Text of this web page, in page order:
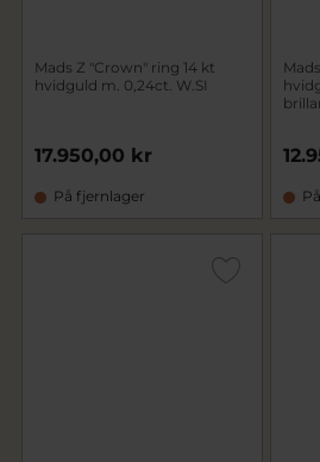
Mads Z "Crown" ring 14 kt
hvidguld m. 0,24ct. W.SI
17.950,00 kr
På fjernlager